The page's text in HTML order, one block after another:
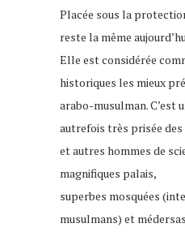
Placée sous la
reste la même
Elle est considérée
historiques les mieux
arabo-musulman. C’est
autrefois très prisée
et autres hommes de
magnifiques palais,
superbes mosquées
musulmans) et